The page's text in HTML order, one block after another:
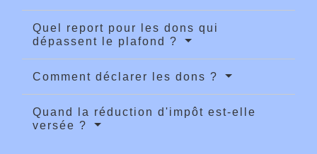
Quel report pour les dons qui
dépassent le plafond ?
Comment déclarer les dons ?
Quand la réduction d'impôt est-elle
versée ?